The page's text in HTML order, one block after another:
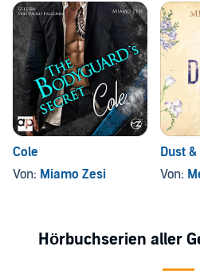
Cole
Von: Miamo Zesi
Dust
Von:
Hörbuchserien aller